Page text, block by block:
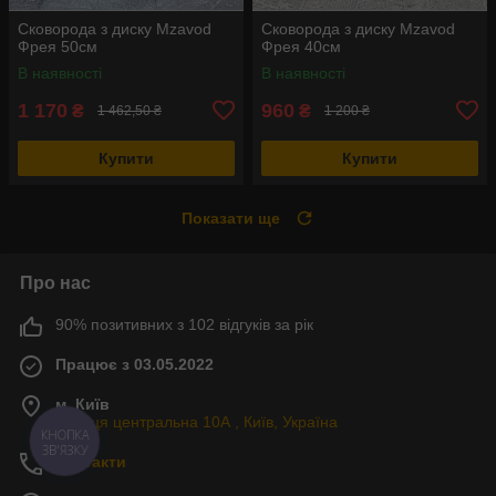
Сковорода з диску Mzavod
Фрея 50см
В наявності
1 170 ₴ 1 462,50 ₴
Купити
Сковорода з диску Mzavod
Фрея 40см
В наявності
960 ₴ 1 200 ₴
Купити
Показати ще
Про нас
90% позитивних з 102 відгуків за рік
Працює з 03.05.2022
м. Київ
Вулиця центральна 10А , Київ, Україна
Контакти
КНОПКА
ЗВ'ЯЗКУ